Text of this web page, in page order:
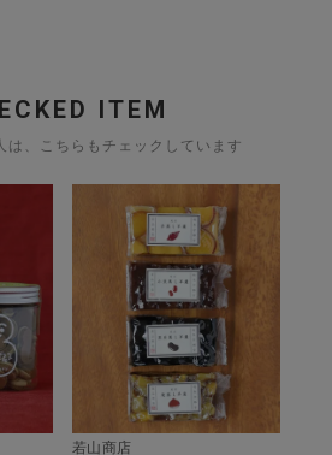
ITEM
は、こちらもチェックしています
若山商店